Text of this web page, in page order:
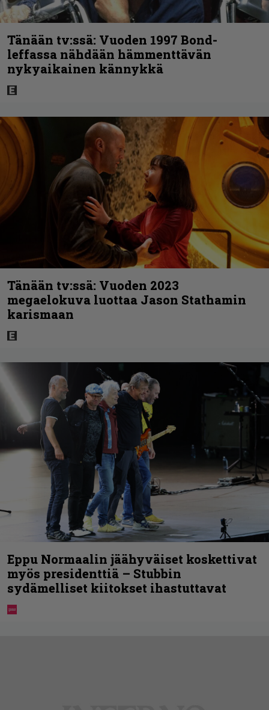
Tänään tv:ssä: Vuoden 1997 Bond-
leffassa nähdään hämmenttävän
nykyaikainen kännykkä
Tänään tv:ssä: Vuoden 2023
megaelokuva luottaa Jason Stathamin
karismaan
Eppu Normaalin jäähyväiset koskettivat
myös presidenttiä – Stubbin
sydämelliset kiitokset ihastuttavat